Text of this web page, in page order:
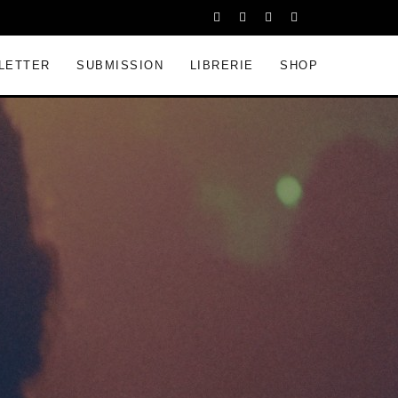
SUBMISSION LIBRERIE SHOP